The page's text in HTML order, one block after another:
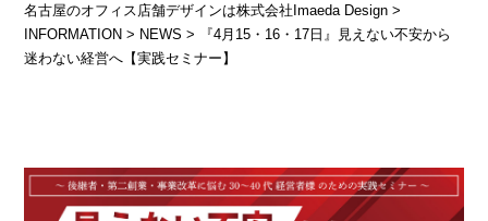
名古屋のオフィス店舗デザインは株式会社Imaeda Design >
INFORMATION > NEWS >
『4月15・16・17日』見えない不安から
迷わない経営へ【実践セミナー】